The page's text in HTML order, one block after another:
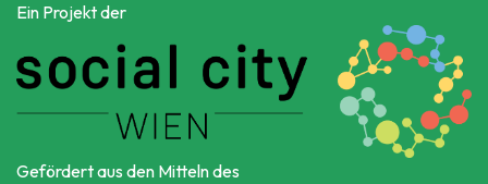
Ein Projekt der
Gefördert aus den Mitteln des